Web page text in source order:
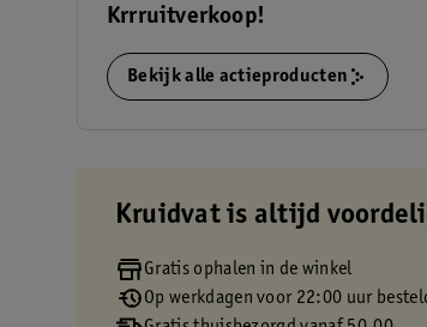
Krrruitverkoop!
Bekijk alle actieproducten
Kruidvat is altijd
Gratis ophalen in de winkel
Op werkdagen voor 22:00 uur